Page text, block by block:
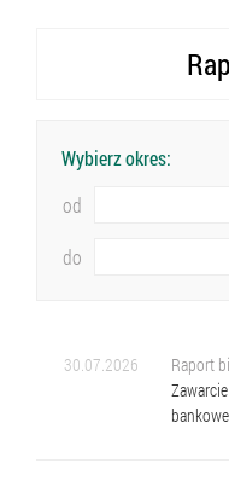
Wybierz okres:
od
do
30.07.2026
Raport
bankowe